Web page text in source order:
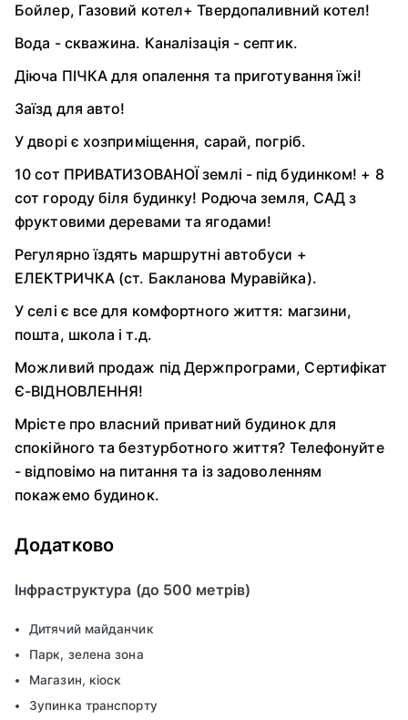
Бойлер, Газовий котел+ Твердопаливний котел!
Вода - скважина. Каналізація - септик.
Діюча ПІЧКА для опалення та приготування їжі!
Заїзд для авто!
У дворі є хозприміщення, сарай, погріб.
10 сот ПРИВАТИЗОВАНОЇ землі - під будинком! + 8
сот городу біля будинку! Родюча земля, САД з
фруктовими деревами та ягодами!
Регулярно їздять маршрутні автобуси +
ЕЛЕКТРИЧКА (ст. Бакланова Муравійка).
У селі є все для комфортного життя: магзини,
пошта, школа і т.д.
Можливий продаж під Держпрограми, Сертифікат
Є-ВІДНОВЛЕННЯ!
Мрієте про власний приватний будинок для
спокійного та безтурботного життя? Телефонуйте
- відповімо на питання та із задоволенням
покажемо будинок.
Додатково
Інфраструктура (до 500 метрів)
Дитячий майданчик
Парк, зелена зона
Магазин, кіоск
Зупинка транспорту